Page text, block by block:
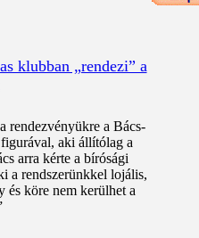
klubban „rendezi” a
rendezvényükre a Bács-
aki állítólag a
arra kérte a bírósági
a rendszerünkkel lojális,
és köre nem kerülhet a